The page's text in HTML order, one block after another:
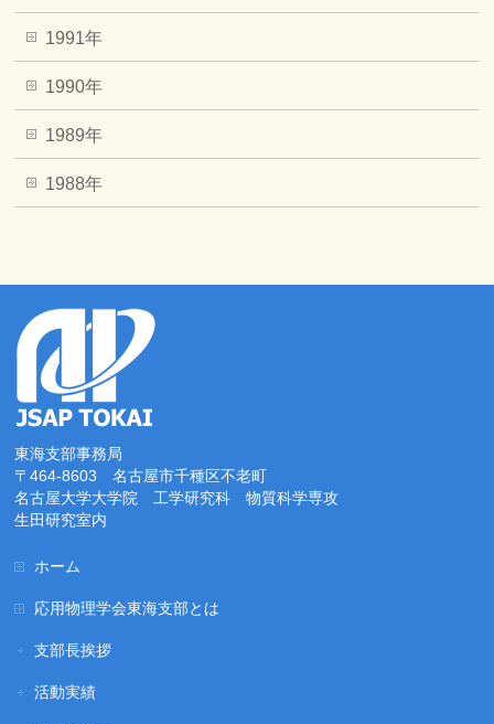
1991年
1990年
1989年
1988年
東海支部事務局
〒464-8603 名古屋市千種区不老町
名古屋大学大学院 工学研究科 物質科学専攻
生田研究室内
ホーム
応用物理学会東海支部とは
支部長挨拶
活動実績